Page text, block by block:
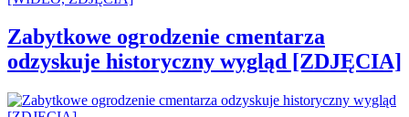
Zabytkowe ogrodzenie cmentarza
odzyskuje historyczny wygląd [ZDJĘCIA]